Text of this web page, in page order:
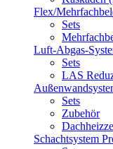
Flex/
Sets
Luft-Abgas-
Sets
LAS
Sets
Zubehör
Schachtsystem